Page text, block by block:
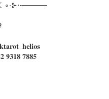
𝟗𝟑𝟏𝟖 𝟕𝟖𝟖𝟓